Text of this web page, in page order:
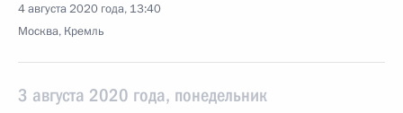
4 августа 2020 года, 13:40
Москва, Кремль
3 августа 2020 года, понедельник